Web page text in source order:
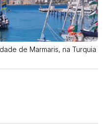
de Marmaris, na Turquia